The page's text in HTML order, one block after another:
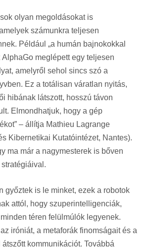
olyan megoldásokat is
számunkra teljesen
Például „a humán bajnokokkal
meglépett egy teljesen
amelyről sehol sincs szó a
Ez a totálisan váratlan nyitás,
hibának látszott, hosszú távon
Elmondhatjuk, hogy a gép
– állítja Mathieu Lagrange
Kibernetikai Kutatóintézet, Nantes).
ma már a nagymesterek is bőven
győztek is le minket, ezek a robotok
attól, hogy szuperintelligenciák,
téren felülmúlók legyenek.
iróniát, a metaforák finomságait és a
kommunikációt. Továbbá